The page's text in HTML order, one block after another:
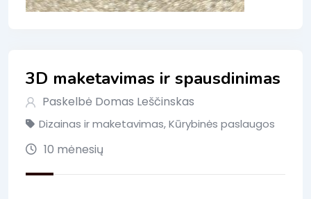
3D maketavimas ir spausdinimas
Paskelbė Domas Leščinskas
Dizainas ir maketavimas,Kūrybinės paslaugos
10 mėnesių